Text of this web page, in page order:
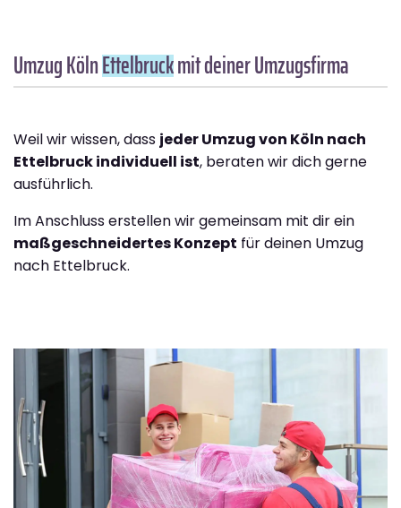
Umzug KölnEttelbruckmit deiner Umzugsfirma
Weil wir wissen, dass jeder Umzug von Köln nach
Ettelbruck individuell ist, beraten wir dich gerne
ausführlich.
Im Anschluss erstellen wir gemeinsam mit dir ein
maßgeschneidertes Konzept für deinen Umzug
nach Ettelbruck.